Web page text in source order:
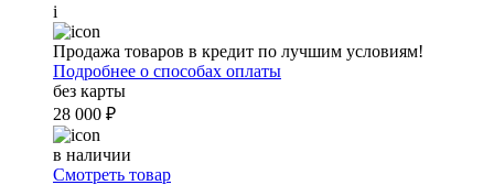
i
Продажа товаров в кредит по лучшим условиям!
Подробнее о способах оплаты
без карты
28 000 ₽
в наличии
Смотреть товар